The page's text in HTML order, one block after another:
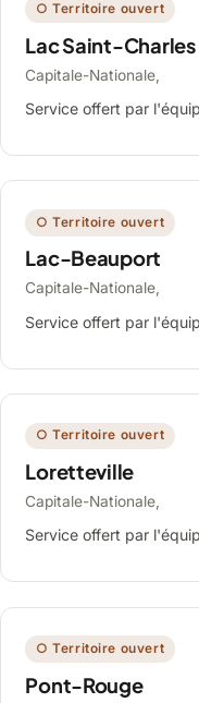
○ Territoire ouvert
Lac Saint-Charles
Capitale-Nationale,
Service offert par
○ Territoire ouvert
Lac-Beauport
Capitale-Nationale,
Service offert par
○ Territoire ouvert
Loretteville
Capitale-Nationale,
Service offert par
○ Territoire ouvert
Pont-Rouge